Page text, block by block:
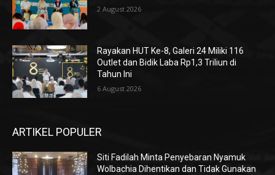
2 August 2026
Rayakan HUT Ke-8, Galeri 24 Miliki 116
Outlet dan Bidik Laba Rp1,3 Triliun di
Tahun Ini
6 August 2026
ARTIKEL POPULER
Siti Fadilah Minta Penyebaran Nyamuk
Wolbachia Dihentikan dan Tidak Gunakan